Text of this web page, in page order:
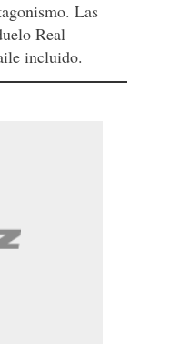
Las
Real
incluido.